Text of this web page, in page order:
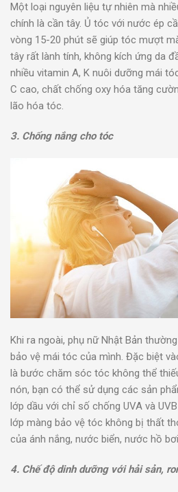
Một loại nguyên liệu tự nhiên mà
chính là cần tây. Ủ tóc với nước ép
vòng 15-20 phút sẽ giúp tóc mượt
tây rất lành tính, không kích ứng da
nhiều vitamin A, K nuôi dưỡng mái
C cao, chất chống oxy hóa tăng
lão hóa tóc.
3. Chống nắng cho tóc
Khi ra ngoài, phụ nữ Nhật Bản
bảo vệ mái tóc của mình. Đặc biệt
là bước chăm sóc tóc không thể
nón, bạn có thể sử dụng các sản
lớp dầu với chỉ số chống UVA và
lớp màng bảo vệ tóc không bị thất
của ánh nắng, nước biển, nước hồ
4. Chế độ dinh dưỡng với hải sản,